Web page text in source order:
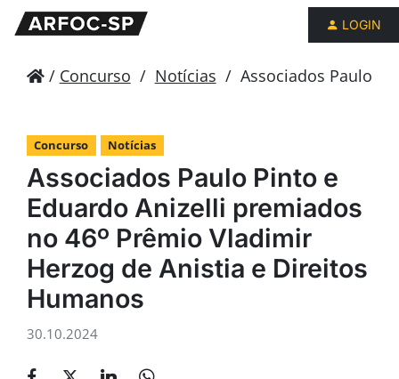
LOGIN
/ Concurso / Notícias / Associados Paulo
Concurso Notícias
Associados Paulo Pinto e
Eduardo Anizelli premiados
no 46º Prêmio Vladimir
Herzog de Anistia e Direitos
Humanos
30.10.2024